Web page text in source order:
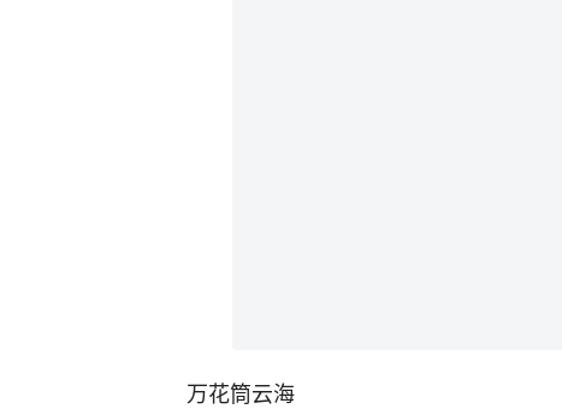
万花筒云海